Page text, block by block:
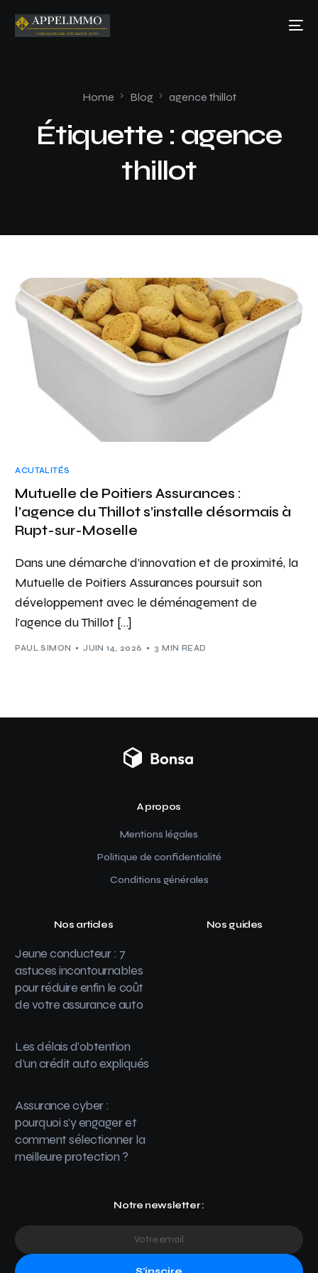
Home Blog agence thillot
Étiquette : agence
thillot
ACUTALITÉS
Mutuelle de Poitiers Assurances :
l’agence du Thillot s’installe désormais à
Rupt-sur-Moselle
Dans une démarche d’innovation et de proximité, la
Mutuelle de Poitiers Assurances poursuit son
développement avec le déménagement de
l’agence du Thillot […]
PAUL SIMON JUIN 14, 2026 3 MIN READ
A propos
Mentions légales
Politique de confidentialité
Conditions générales
Nos articles
Jeune conducteur : 7
astuces incontournables
pour réduire enfin le coût
de votre assurance auto
Les délais d’obtention
d’un crédit auto expliqués
Assurance cyber :
pourquoi s’y engager et
comment sélectionner la
meilleure protection ?
Nos guides
Notre newsletter :